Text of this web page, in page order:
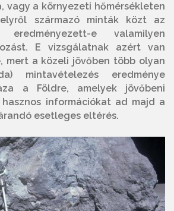
vagy a környezeti hőmérsékleten
származó minták közt az
e valamilyen
E vizsgálatnak azért van
mert a közeli jövőben több olyan
mintavételezés eredménye
a Földre, amelyek jövőbeni
információkat ad majd a
esetleges eltérés.